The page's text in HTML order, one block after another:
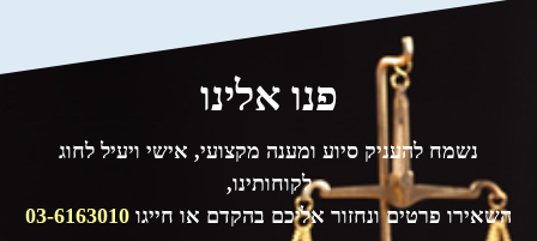
פנו אלינו
נשמח להעניק סיוע ומענה מקצועי, אישי ויעיל לחוג
לקוחותינו,
השאירו פרטים ונחזור אליכם בהקדם או חייגו 03-6163010